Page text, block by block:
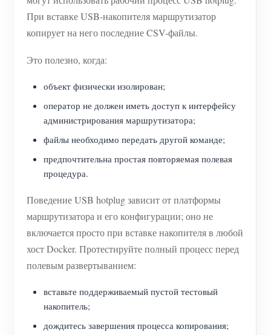
При вставке USB-накопителя маршрутизатор
копирует на него последние CSV-файлы.
Это полезно, когда:
объект физически изолирован;
оператор не должен иметь доступ к интерфейсу
администрирования маршрутизатора;
файлы необходимо передать другой команде;
предпочтительна простая повторяемая полевая
процедура.
Поведение USB hotplug зависит от платформы
маршрутизатора и его конфигурации; оно не
включается просто при вставке накопителя в любой
хост Docker. Протестируйте полный процесс перед
полевым развертыванием:
вставьте поддерживаемый пустой тестовый
накопитель;
дождитесь завершения процесса копирования;